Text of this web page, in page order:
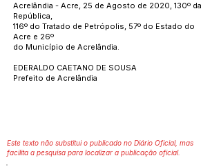
Acrelândia - Acre, 25 de Agosto de 2020, 130º da
República,
116º do Tratado de Petrópolis, 57º do Estado do
Acre e 26º
do Município de Acrelândia.
EDERALDO CAETANO DE SOUSA
Prefeito de Acrelândia
Este texto não substitui o publicado no Diário Oficial, mas
facilita a pesquisa para localizar a publicação oficial.